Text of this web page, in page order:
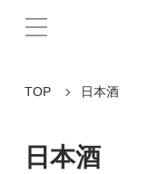
TOP 日本酒
日本酒